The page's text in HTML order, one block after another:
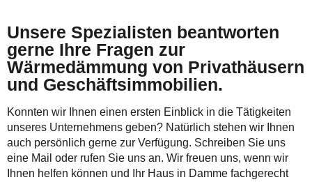
Unsere Spezialisten beantworten
gerne Ihre Fragen zur
Wärmedämmung von Privathäusern
und Geschäftsimmobilien.
Konnten wir Ihnen einen ersten Einblick in die Tätigkeiten
unseres Unternehmens geben? Natürlich stehen wir Ihnen
auch persönlich gerne zur Verfügung. Schreiben Sie uns
eine Mail oder rufen Sie uns an. Wir freuen uns, wenn wir
Ihnen helfen können und Ihr Haus in Damme fachgerecht